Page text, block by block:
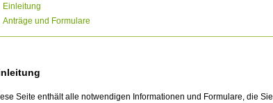
Einleitung
Anträge und Formulare
Seite enthält alle notwendigen Informationen und Formulare, die Sie